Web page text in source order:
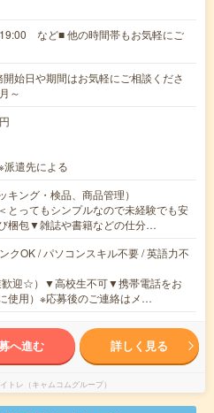
など■ 他の時間帯もお気軽にご
始日や期間はお気軽にご相談くださ
～
派遣先による
キング・検品、商品管理）
とってもシンプルなので未経験でも安
梱包▼雑誌や書籍などの仕分…
クOK / パソコンスキル不要 / 英語力不
歓迎☆）▼高校生不可▼携帯電話をお
使用）※応募後のご連絡はメ…
へ進む 詳しく見る
トレ（キャムコムグループ）